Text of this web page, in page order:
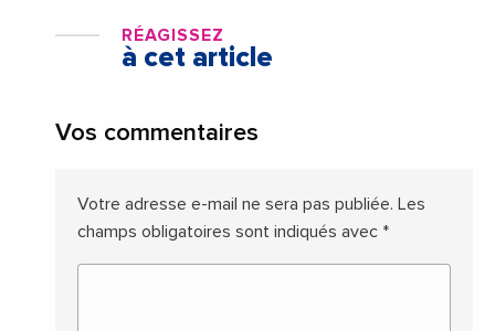
RÉAGISSEZ
à cet article
Vos commentaires
Votre adresse e-mail ne sera pas publiée. Les
champs obligatoires sont indiqués avec *